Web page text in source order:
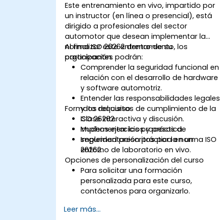
Este entrenamiento en vivo, impartido por
un instructor (en línea o presencial), está
dirigido a profesionales del sector
automotor que desean implementar la
norma ISO 26262 dentro de su
organización.
Al finalizar este entrenamiento, los
participantes podrán:
Comprender la seguridad funcional en
relación con el desarrollo de hardware
y software automotriz.
Entender las responsabilidades legales
y los requisitos de cumplimiento de la
ISO 26262.
Implementar los procesos de
seguridad prescritos por la norma ISO
26262.
Formato del curso
Clase interactiva y discusión.
Muchos ejercicios y práctica.
Implementación práctica en un
entorno de laboratorio en vivo.
Opciones de personalización del curso
Para solicitar una formación
personalizada para este curso,
contáctenos para organizarlo.
Leer más...